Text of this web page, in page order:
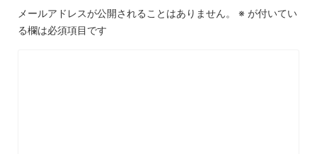
メールアドレスが公開されることはありません。 ※ が付いてい
る欄は必須項目です